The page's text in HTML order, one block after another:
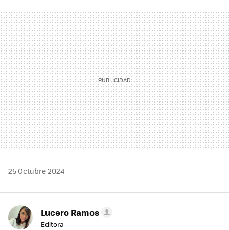
MAIL
25 Octubre 2024
Lucero Ramos
Editora